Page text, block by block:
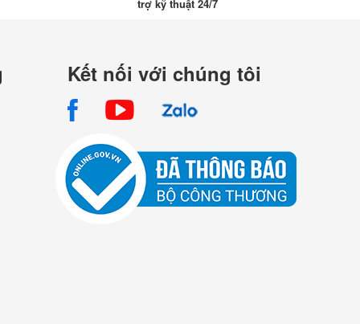
trợ kỹ thuật 24/7
Kết nối với chúng tôi